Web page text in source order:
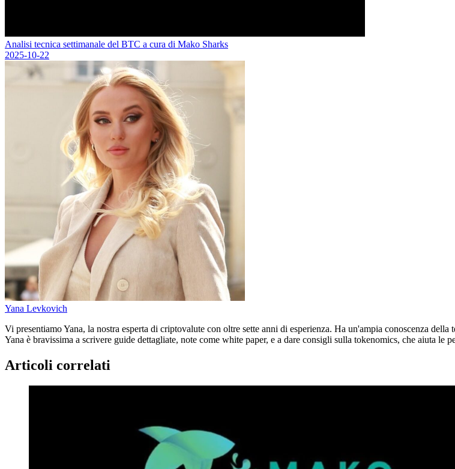
Analisi tecnica settimanale del BTC a cura di Mako Sharks
2025-10-22
Yana Levkovich
Vi presentiamo Yana, la nostra esperta di criptovalute con oltre sette anni di esperienza. Ha un'ampia conoscenza
Yana è bravissima a scrivere guide dettagliate, note come white paper, e a dare consigli sulla tokenomics, che aiuta le
Articoli correlati